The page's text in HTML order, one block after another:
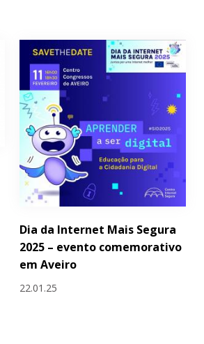
Dia da Internet Mais Segura
2025 – evento comemorativo
em Aveiro
22.01.25